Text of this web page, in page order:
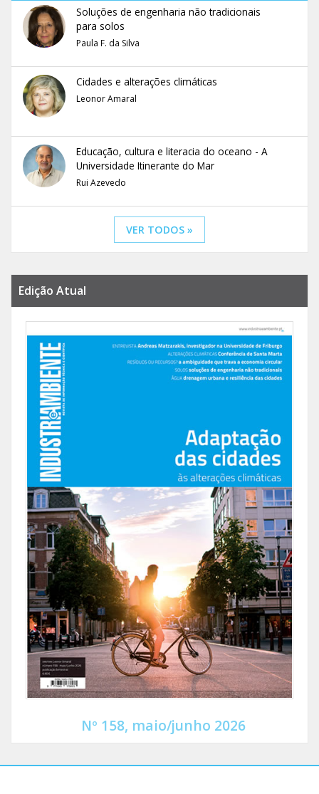
Soluções de engenharia não tradicionais
para solos
Paula F. da Silva
Cidades e alterações climáticas
Leonor Amaral
Educação, cultura e literacia do oceano - A
Universidade Itinerante do Mar
Rui Azevedo
VER TODOS »
Edição Atual
Nº 158, maio/junho 2026